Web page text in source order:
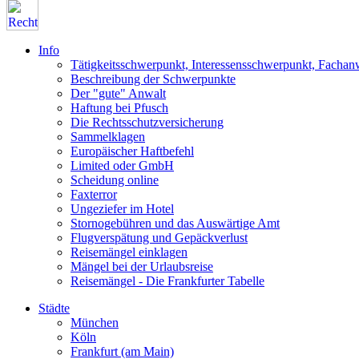
Info
Tätigkeitsschwerpunkt, Interessensschwerpunkt,
Beschreibung der Schwerpunkte
Der "gute" Anwalt
Haftung bei Pfusch
Die Rechtsschutzversicherung
Sammelklagen
Europäischer Haftbefehl
Limited oder GmbH
Scheidung online
Faxterror
Ungeziefer im Hotel
Stornogebühren und das Auswärtige Amt
Flugverspätung und Gepäckverlust
Reisemängel einklagen
Mängel bei der Urlaubsreise
Reisemängel - Die Frankfurter Tabelle
Städte
München
Köln
Frankfurt (am Main)